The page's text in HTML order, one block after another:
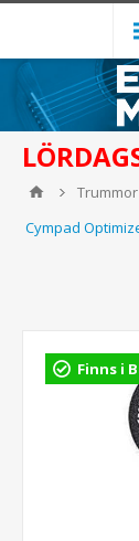
Trummor
Cympad
Finns i